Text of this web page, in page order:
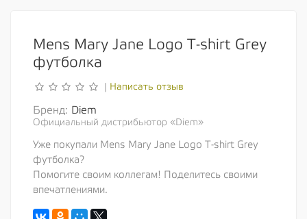
Mens Mary Jane Logo T-shirt Grey
футболка
Написать отзыв
Бренд: Diem
Официальный дистрибьютор «Diem»
Уже покупали Mens Mary Jane Logo T-shirt Grey
футболка?
Помогите своим коллегам! Поделитесь своими
впечатлениями.